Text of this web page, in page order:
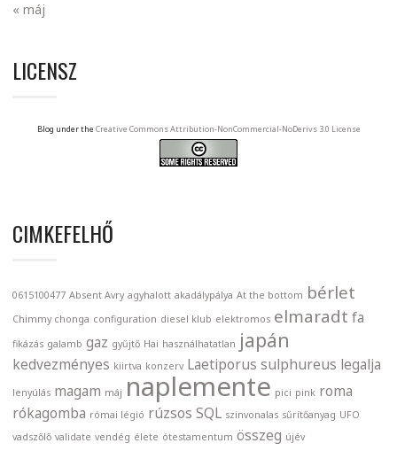
« máj
LICENSZ
Blog under the Creative Commons Attribution-NonCommercial-NoDerivs 3.0 License
CIMKEFELHŐ
0615100477 Absent Avry agyhalott akadálypálya At the bottom bérlet
Chimmy chonga configuration diesel klub elektromos elmaradt fa
fikázás galamb gaz gyűjtő Hai használhatatlan japán
kedvezményes kiirtva konzerv Laetiporus sulphureus legalja
lenyúlás magam máj naplemente pici pink roma
rókagomba római légió rúzsos SQL szinvonalas sűrítőanyag UFO
vadszőlő validate vendég élete ótestamentum összeg újév